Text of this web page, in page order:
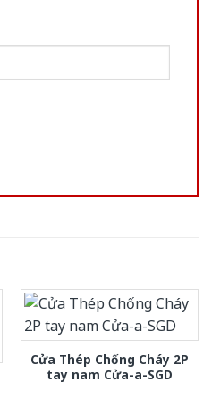
Cửa Thép Chống Cháy 2P
tay nam Cửa-a-SGD